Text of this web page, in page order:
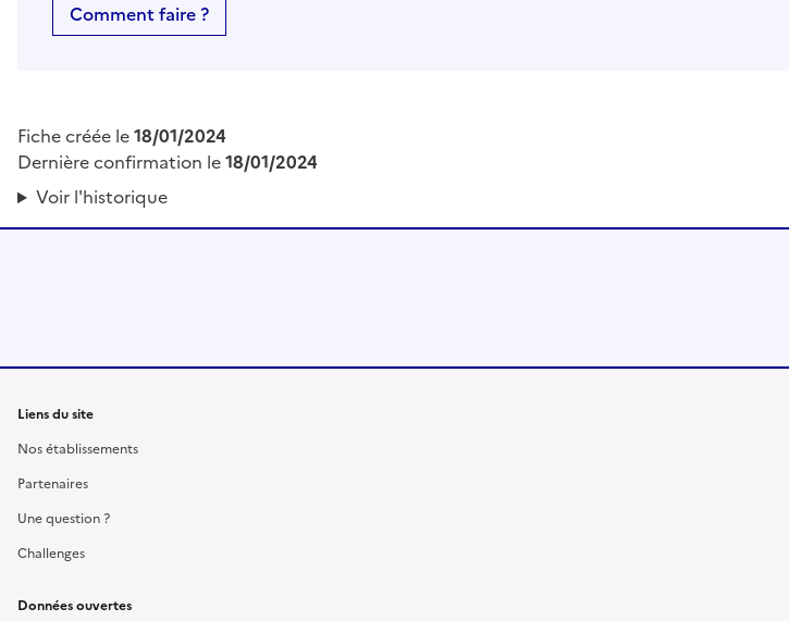
Comment faire ?
Fiche créée le18/01/2024
Dernière confirmation le18/01/2024
Voir l'historique
Liens du site
Nos établissements
Partenaires
Une question ?
Challenges
Données ouvertes